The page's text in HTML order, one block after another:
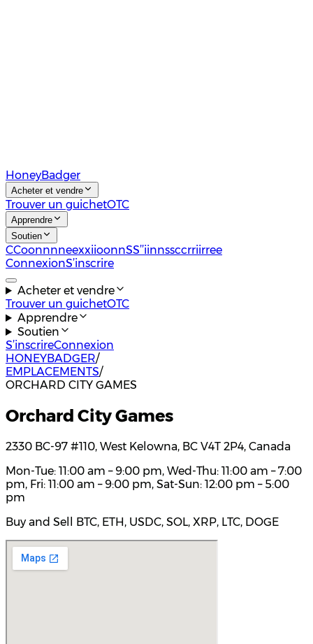
HoneyBadger
Acheter et vendre
Trouver un guichetOTC
Apprendre
Soutien
CCoonnnneexxiioonnSS’’iinnssccrriirree
ConnexionS’inscrire
Acheter et vendre
Trouver un guichetOTC
Apprendre
Soutien
S’inscrireConnexion
HONEYBADGER/
EMPLACEMENTS/
ORCHARD CITY GAMES
Orchard City Games
2330 BC-97 #110, West Kelowna, BC V4T 2P4, Canada
Mon-Tue: 11:00 am – 9:00 pm, Wed-Thu: 11:00 am – 7:00
pm, Fri: 11:00 am – 9:00 pm, Sat-Sun: 12:00 pm – 5:00
pm
Buy and Sell BTC, ETH, USDC, SOL, XRP, LTC, DOGE